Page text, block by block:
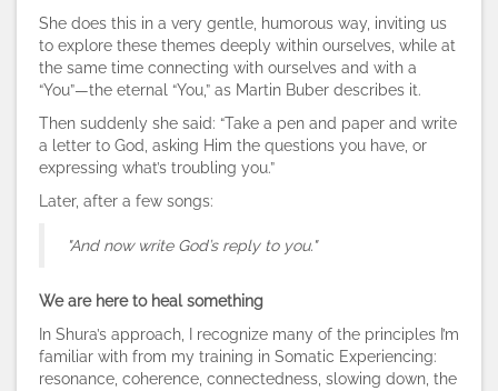
She does this in a very gentle, humorous way, inviting us
to explore these themes deeply within ourselves, while at
the same time connecting with ourselves and with a
“You”—the eternal “You,” as Martin Buber describes it.
Then suddenly she said: “Take a pen and paper and write
a letter to God, asking Him the questions you have, or
expressing what’s troubling you.”
Later, after a few songs:
"And now write God’s reply to you."
We are here to heal something
In Shura’s approach, I recognize many of the principles I’m
familiar with from my training in Somatic Experiencing:
resonance, coherence, connectedness, slowing down, the